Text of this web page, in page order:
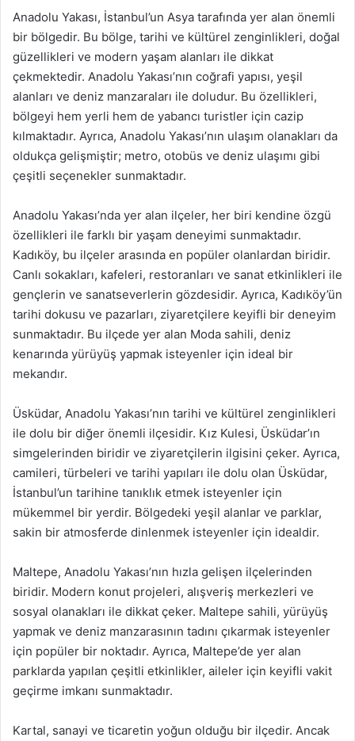
Anadolu Yakası, İstanbul’un Asya tarafında yer alan önemli
bir bölgedir. Bu bölge, tarihi ve kültürel zenginlikleri, doğal
güzellikleri ve modern yaşam alanları ile dikkat
çekmektedir. Anadolu Yakası’nın coğrafi yapısı, yeşil
alanları ve deniz manzaraları ile doludur. Bu özellikleri,
bölgeyi hem yerli hem de yabancı turistler için cazip
kılmaktadır. Ayrıca, Anadolu Yakası’nın ulaşım olanakları da
oldukça gelişmiştir; metro, otobüs ve deniz ulaşımı gibi
çeşitli seçenekler sunmaktadır.
Anadolu Yakası’nda yer alan ilçeler, her biri kendine özgü
özellikleri ile farklı bir yaşam deneyimi sunmaktadır.
Kadıköy, bu ilçeler arasında en popüler olanlardan biridir.
Canlı sokakları, kafeleri, restoranları ve sanat etkinlikleri ile
gençlerin ve sanatseverlerin gözdesidir. Ayrıca, Kadıköy’ün
tarihi dokusu ve pazarları, ziyaretçilere keyifli bir deneyim
sunmaktadır. Bu ilçede yer alan Moda sahili, deniz
kenarında yürüyüş yapmak isteyenler için ideal bir
mekandır.
Üsküdar, Anadolu Yakası’nın tarihi ve kültürel zenginlikleri
ile dolu bir diğer önemli ilçesidir. Kız Kulesi, Üsküdar’ın
simgelerinden biridir ve ziyaretçilerin ilgisini çeker. Ayrıca,
camileri, türbeleri ve tarihi yapıları ile dolu olan Üsküdar,
İstanbul’un tarihine tanıklık etmek isteyenler için
mükemmel bir yerdir. Bölgedeki yeşil alanlar ve parklar,
sakin bir atmosferde dinlenmek isteyenler için idealdir.
Maltepe, Anadolu Yakası’nın hızla gelişen ilçelerinden
biridir. Modern konut projeleri, alışveriş merkezleri ve
sosyal olanakları ile dikkat çeker. Maltepe sahili, yürüyüş
yapmak ve deniz manzarasının tadını çıkarmak isteyenler
için popüler bir noktadır. Ayrıca, Maltepe’de yer alan
parklarda yapılan çeşitli etkinlikler, aileler için keyifli vakit
geçirme imkanı sunmaktadır.
Kartal, sanayi ve ticaretin yoğun olduğu bir ilçedir. Ancak